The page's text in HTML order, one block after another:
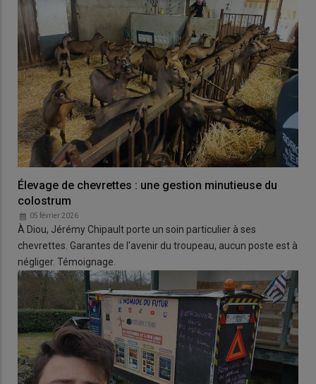
Élevage de chevrettes : une gestion minutieuse du
colostrum
05 février 2026
À Diou, Jérémy Chipault porte un soin particulier à ses
chevrettes. Garantes de l'avenir du troupeau, aucun poste est à
négliger. Témoignage.